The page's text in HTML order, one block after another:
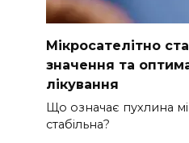
Мікросателітно
значення та
лікування
Що означає пухлина
стабільна?